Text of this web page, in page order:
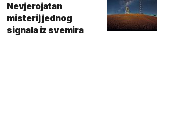
Nevjerojatan
misterij jednog
signala iz svemira